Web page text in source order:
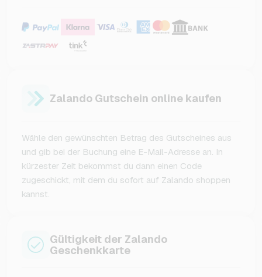
Zalando Gutschein online kaufen
Wähle den gewünschten Betrag des Gutscheines aus
und gib bei der Buchung eine E-Mail-Adresse an. In
kürzester Zeit bekommst du dann einen Code
zugeschickt, mit dem du sofort auf Zalando shoppen
kannst.
Gültigkeit der Zalando
Geschenkkarte